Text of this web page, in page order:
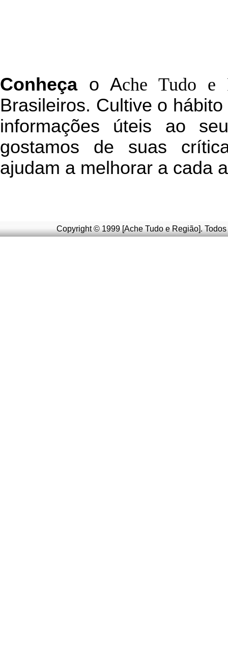
Conheçao Ache Tudo e
Brasileiros. Cultive o
informações úteis ao
gostamos de suas
ajudam a melhorar a cada
Copyright © 1999 [Ache Tudo e Região].